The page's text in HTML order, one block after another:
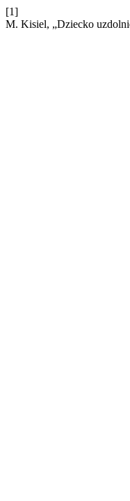
[1]
M. Kisiel, „Dziecko